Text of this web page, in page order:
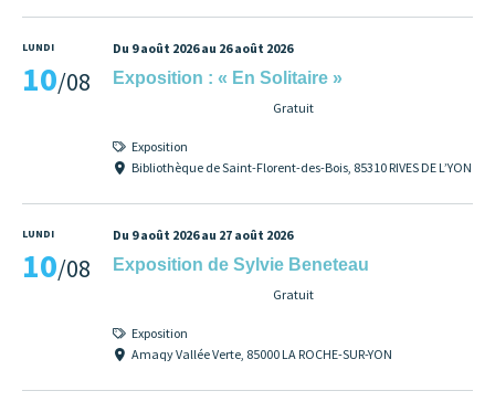
LUNDI
10/08
Du 9 août 2026 au 26 août 2026
Exposition : « En Solitaire »
Gratuit
Exposition
Bibliothèque de Saint-Florent-des-Bois, 85310 RIVES DE L’YON
LUNDI
10/08
Du 9 août 2026 au 27 août 2026
Exposition de Sylvie Beneteau
Gratuit
Exposition
Amaqy Vallée Verte, 85000 LA ROCHE-SUR-YON